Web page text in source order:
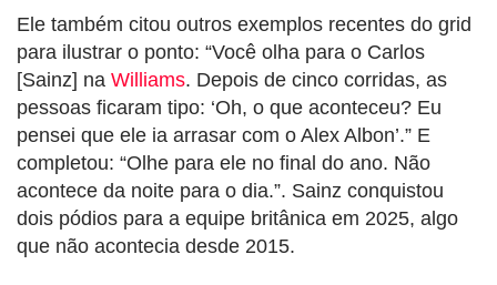
Ele também citou outros exemplos recentes do grid
para ilustrar o ponto: “Você olha para o Carlos
[Sainz] na Williams. Depois de cinco corridas, as
pessoas ficaram tipo: ‘Oh, o que aconteceu? Eu
pensei que ele ia arrasar com o Alex Albon’.” E
completou: “Olhe para ele no final do ano. Não
acontece da noite para o dia.”. Sainz conquistou
dois pódios para a equipe britânica em 2025, algo
que não acontecia desde 2015.